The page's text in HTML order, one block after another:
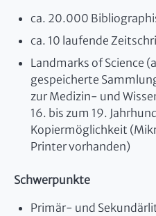
ca. 20.000
ca. 10 laufende
Landmarks of Science
gespeicherte
zur Medizin- und
16. bis zum 19.
Kopiermöglichkeit
Printer vorhanden)
Schwerpunkte
Primär- und